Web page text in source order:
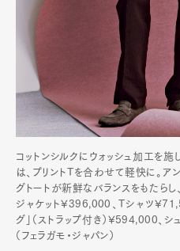
コットンシルクにウォッシュ加工を施
は、プリントTを合わせて軽快に。ア
グトートが新鮮なバランスをもたらし
ジャケット¥396,000、Tシャツ
グ」（ストラップ付き）¥594,000、
（フェラガモ・ジャパン）